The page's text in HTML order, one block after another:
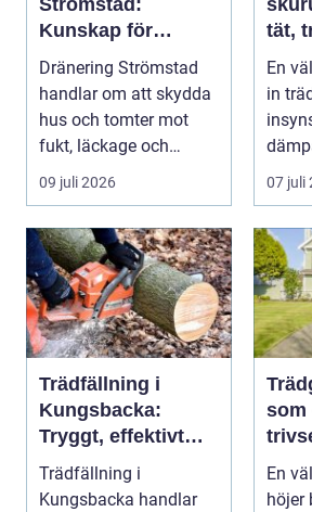
Strömstad:
Kunskap för
tryggare
husgrunder
Dränering Strömstad
handlar om att skydda
hus och tomter mot
fukt, läckage och
l&arin...
09 juli 2026
skurup så
tät,
runt
En
in
07 juli
Trädfällning i
Kungsbacka:
Tryggt, effektivt
och med omtanke
om hela tomten
Trädfällning i
Kungsbacka handlar
som
En
höjer